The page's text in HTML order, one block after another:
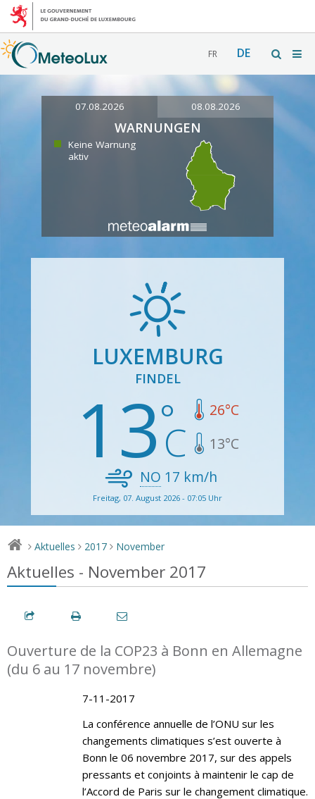
FR DE
07.08.2026 08.08.2026
WARNUNGEN
Keine Warnung
aktiv
LUXEMBURG
FINDEL
13 26°C
13°C
NO 17 km/h
Freitag, 07. August 2026 - 07:05 Uhr
> Aktuelles > 2017 > November
Aktuelles - November 2017
Ouverture de la COP23 à Bonn en Allemagne
(du 6 au 17 novembre)
7-11-2017
La conférence annuelle de l’ONU sur les
changements climatiques s’est ouverte à
Bonn le 06 novembre 2017, sur des appels
pressants et conjoints à maintenir le cap de
l’Accord de Paris sur le changement climatique.